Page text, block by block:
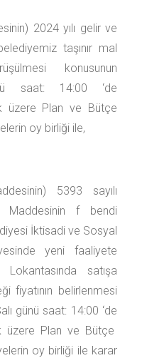
2024 yılı gelir ve
taşınır mal
konusunun
saat: 14:00 ‘de
üzere Plan ve Bütçe
oy birliği ile,
5393 sayılı
Maddesinin f bendi
İktisadi ve Sosyal
yeni faaliyete
satışa
fiyatının belirlenmesi
günü saat: 14:00 ‘de
üzere Plan ve Bütçe
oy birliği ile karar